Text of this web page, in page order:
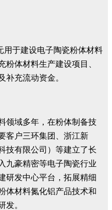
用于建设电子陶瓷粉体材料
粉体材料生产建设项目、
补充流动资金。
领域多年，在粉体制备技
客户三环集团、浙江新
技有限公司）等建立了长
九豪精密等电子陶瓷行业
研发中心平台，拓展精细
体材料氮化铝产品技术和
发。